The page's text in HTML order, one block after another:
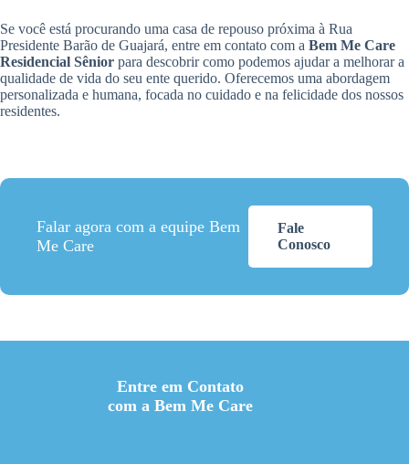
Se você está procurando uma casa de repouso próxima à Rua
Presidente Barão de Guajará, entre em contato com a Bem Me Care
Residencial Sênior para descobrir como podemos ajudar a melhorar a
qualidade de vida do seu ente querido. Oferecemos uma abordagem
personalizada e humana, focada no cuidado e na felicidade dos nossos
residentes.
Falar agora com a equipe Bem
Me Care
Fale
Conosco
Entre em Contato
com a Bem Me Care